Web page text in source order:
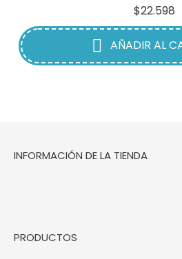
$22.598
AÑADIR AL
INFORMACIÓN DE LA TIENDA
PRODUCTOS